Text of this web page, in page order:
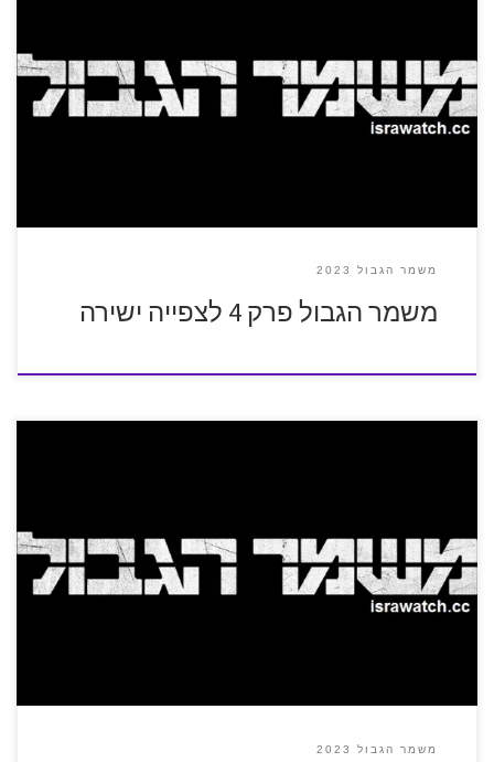
משמר הגבול 2023
משמר הגבול פרק 4 לצפייה ישירה
משמר הגבול 2023